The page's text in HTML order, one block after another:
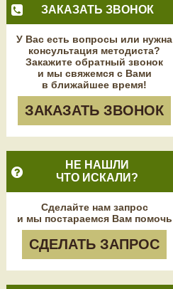
ЗАКАЗАТЬ ЗВОНОК
У Вас есть вопросы или нужна
консультация методиста?
Закажите обратный звонок
и мы свяжемся с Вами
в ближайшее время!
ЗАКАЗАТЬ ЗВОНОК
НЕ НАШЛИ
ЧТО ИСКАЛИ?
Сделайте нам запрос
и мы постараемся Вам помочь
СДЕЛАТЬ ЗАПРОС